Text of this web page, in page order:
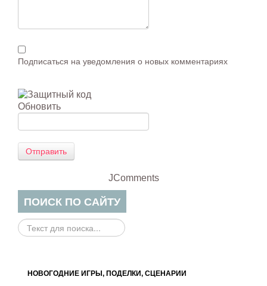
Подписаться на уведомления о новых комментариях
Обновить
Отправить
JComments
ПОИСК ПО САЙТУ
НОВОГОДНИЕ ИГРЫ, ПОДЕЛКИ, СЦЕНАРИИ